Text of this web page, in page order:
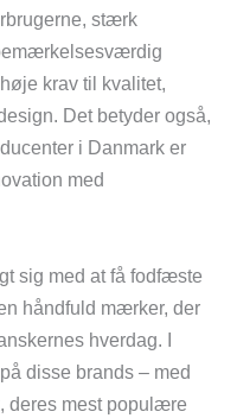
stærk
krav til kvalitet,
Det betyder også,
i Danmark er
med
sig med at få fodfæste
håndfuld mærker, der
hverdag. I
disse brands – med
deres mest populære